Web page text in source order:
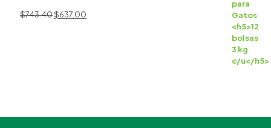
$743.40El
$637.00